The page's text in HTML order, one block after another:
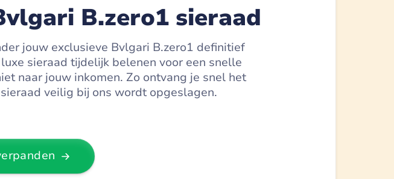
B.zero1 sieraad
jouw exclusieve Bvlgari B.zero1 definitief
sieraad tijdelijk belenen voor een snelle
naar jouw inkomen. Zo ontvang je snel het
veilig bij ons wordt opgeslagen.